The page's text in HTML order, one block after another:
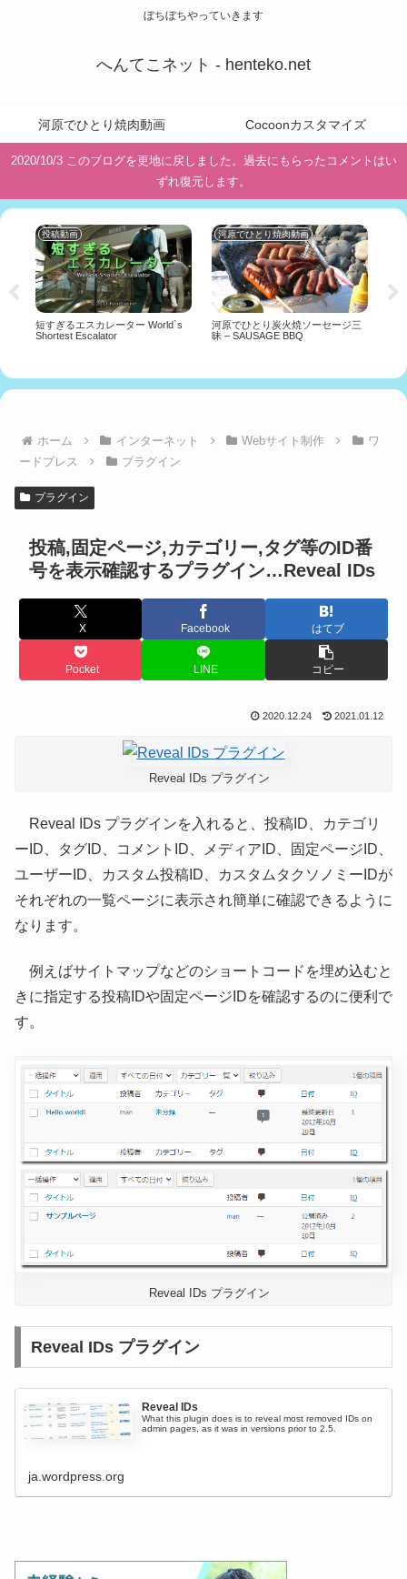
ぼちぼちやっていきます
へんてこネット - henteko.net
河原でひとり焼肉動画 Cocoonカスタマイズ
2020/10/3 このブログを更地に戻しました。過去にもらったコメントはい
ずれ復元します。
投稿動画
短すぎるエスカレーター World`s
Shortest Escalator
河原でひとり焼肉動画
河原でひとり炭火焼ソーセージ三
昧 – SAUSAGE BBQ
ホーム インターネット Webサイト制作
ワ
ードプレス
プラグイン
プラグイン
投稿,固定ページ,カテゴリー,タグ等のID番
号を表示確認するプラグイン…Reveal IDs
X Facebook はてブ
Pocket LINE コピー
2020.12.24 2021.01.12
Reveal IDs プラグイン
Reveal IDs プラグインを入れると、投稿ID、カテゴリ
ーID、タグID、コメントID、メディアID、固定ページID、
ユーザーID、カスタム投稿ID、カスタムタクソノミーIDが
それぞれの一覧ページに表示され簡単に確認できるように
なります。
例えばサイトマップなどのショートコードを埋め込むと
きに指定する投稿IDや固定ページIDを確認するのに便利で
す。
Reveal IDs プラグイン
Reveal IDs プラグイン
Reveal IDs
What this plugin does is to reveal most removed IDs on
admin pages, as it was in versions prior to 2.5.
ja.wordpress.org